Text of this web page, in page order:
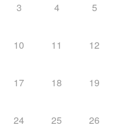
3 4 5
10 11 12
17 18 19
24 25 26